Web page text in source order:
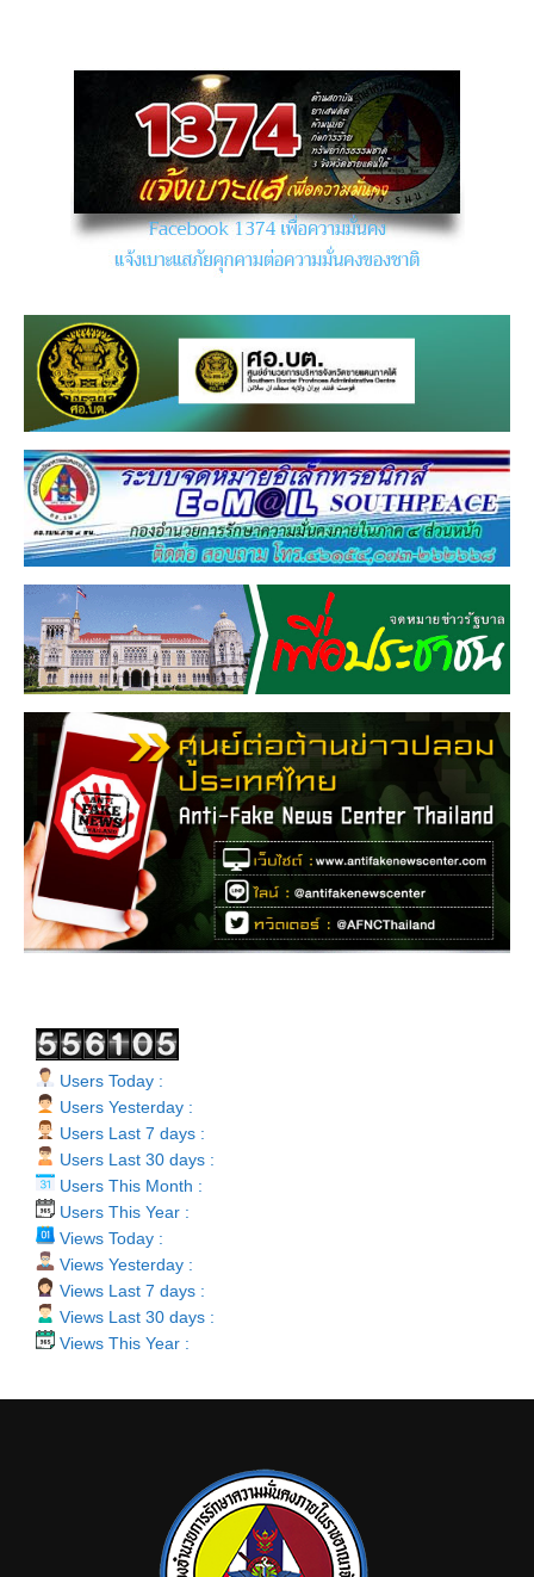
Users Today :
Users Yesterday :
Users Last 7 days :
Users Last 30 days :
Users This Month :
Users This Year :
Views Today :
Views Yesterday :
Views Last 7 days :
Views Last 30 days :
Views This Year :